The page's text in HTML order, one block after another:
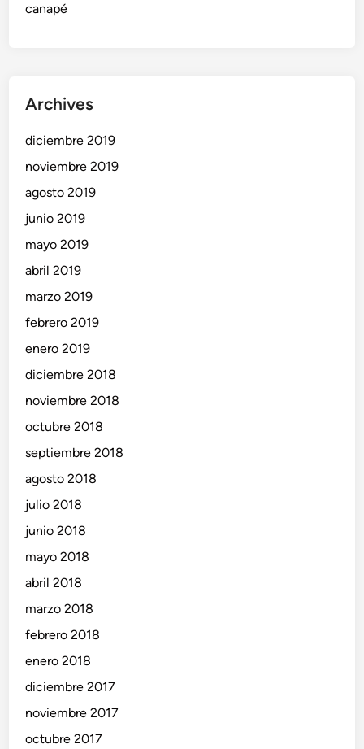
canapé
Archives
diciembre 2019
noviembre 2019
agosto 2019
junio 2019
mayo 2019
abril 2019
marzo 2019
febrero 2019
enero 2019
diciembre 2018
noviembre 2018
octubre 2018
septiembre 2018
agosto 2018
julio 2018
junio 2018
mayo 2018
abril 2018
marzo 2018
febrero 2018
enero 2018
diciembre 2017
noviembre 2017
octubre 2017